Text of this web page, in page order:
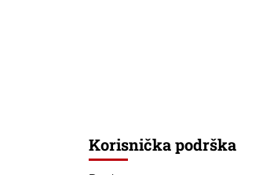
Korisnička podrška